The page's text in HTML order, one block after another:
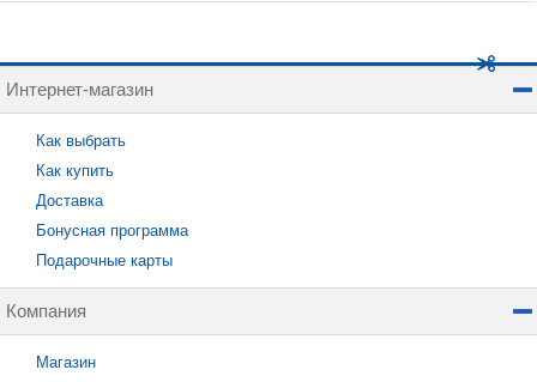
Интернет-магазин
Как выбрать
Как купить
Доставка
Бонусная программа
Подарочные карты
Компания
Магазин